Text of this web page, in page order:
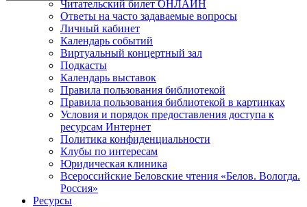
Читательский билет ОНЛАЙН
Ответы на часто задаваемые вопросы
Личный кабинет
Календарь событий
Виртуальный концертный зал
Подкасты
Календарь выставок
Правила пользования библиотекой
Правила пользования библиотекой в картинках
Условия и порядок предоставления доступа к
ресурсам Интернет
Политика конфиденциальности
Клубы по интересам
Юридическая клиника
Всероссийские Беловские чтения «Белов. Вологда.
Россия»
Ресурсы